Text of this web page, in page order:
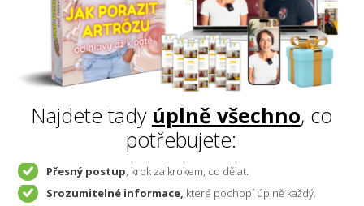
Najdete tady úplně všechno, co
potřebujete:
Přesný postup, krok za krokem, co dělat.
Srozumitelné informace, které pochopí úplně každý.